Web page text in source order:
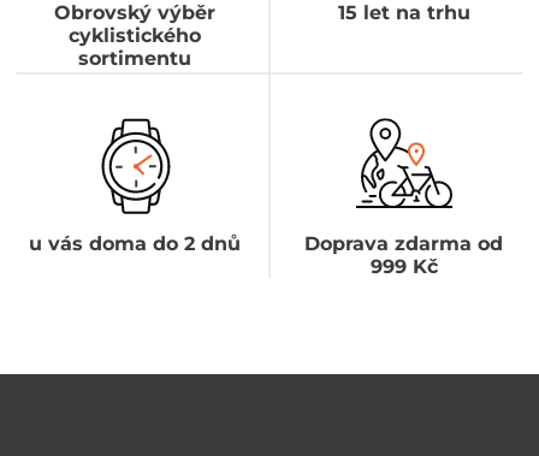
Obrovský výběr
cyklistického
sortimentu
15 let na trhu
u vás doma do 2 dnů
Doprava zdarma od
999 Kč